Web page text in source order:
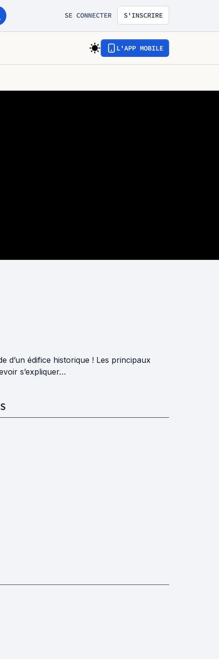
SE CONNECTER S'INSCRIRE
L'APP MOBILE
d’un édifice historique ! Les principaux
s’expliquer…